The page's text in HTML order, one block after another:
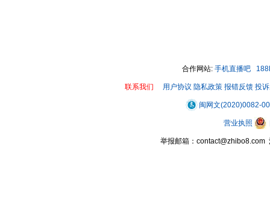
合作网站: 手机直播吧
联系我们 用户协议 隐私政策 报错反馈 投
闽网文(2020)0082-
营业执照
举报邮箱：